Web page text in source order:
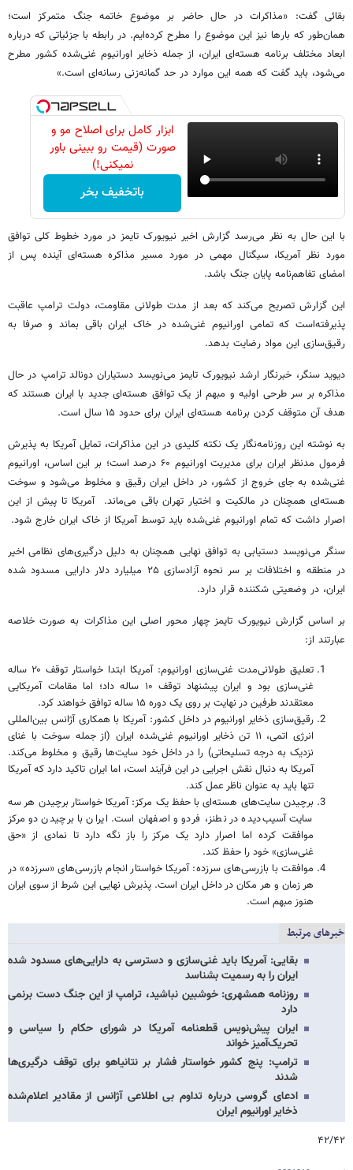
بقائی گفت: «مذاکرات در حال حاضر بر موضوع خاتمه جنگ متمرکز است؛
همان‌طور که بارها نیز این موضوع را مطرح کرده‌ایم. در رابطه با جزئیاتی که درباره
ابعاد مختلف برنامه هسته‌ای ایران، از جمله ذخایر اورانیوم غنی‌شده کشور مطرح
می‌شود، باید گفت که همه این موارد در حد گمانه‌زنی رسانه‌ای است.»
ابزار کامل برای اصلاح مو و
صورت (قیمت رو ببینی باور
نمیکنی!)
باتخفیف بخر
با این حال به نظر می‌رسد گزارش اخیر نیویورک تایمز در مورد خطوط کلی توافق
مورد نظر آمریکا، سیگنال مهمی در مورد مسیر مذاکره هسته‌ای آینده پس از
امضای تفاهم‌نامه پایان جنگ باشد.
این گزارش تصریح می‌کند که بعد از مدت طولانی مقاومت، دولت ترامپ عاقبت
پذیرفته‌است که تمامی اورانیوم غنی‌شده در خاک ایران باقی بماند و صرفا به
رقیق‌سازی این مواد رضایت بدهد.
دیوید سنگر، خبرنگار ارشد نیویورک تایمز می‌نویسد دستیاران دونالد ترامپ در حال
مذاکره بر سر طرحی اولیه و مبهم از یک توافق هسته‌ای جدید با ایران هستند که
هدف آن متوقف کردن برنامه هسته‌ای ایران برای حدود ۱۵ سال است.
به نوشته این روزنامه‌نگار یک نکته کلیدی در این مذاکرات، تمایل آمریکا به پذیرش
فرمول مدنظر ایران برای مدیریت اورانیوم ۶۰ درصد است؛ بر این اساس، اورانیوم
غنی‌شده به جای خروج از کشور، در داخل ایران رقیق و مخلوط می‌شود و سوخت
هسته‌ای همچنان در مالکیت و اختیار تهران باقی می‌ماند. آمریکا تا پیش از این
اصرار داشت که تمام اورانیوم غنی‌شده باید توسط آمریکا از خاک ایران خارج شود.
سنگر می‌نویسد دستیابی به توافق نهایی همچنان به دلیل درگیری‌های نظامی اخیر
در منطقه و اختلافات بر سر نحوه آزادسازی ۲۵ میلیارد دلار دارایی مسدود شده
ایران، در وضعیتی شکننده قرار دارد.
بر اساس گزارش نیویورک تایمز چهار محور اصلی این مذاکرات به صورت خلاصه
عبارتند از:
تعلیق طولانی‌مدت غنی‌سازی اورانیوم: آمریکا ابتدا خواستار توقف ۲۰ ساله
غنی‌سازی بود و ایران پیشنهاد توقف ۱۰ ساله داد؛ اما مقامات آمریکایی
معتقدند طرفین در نهایت بر روی یک دوره ۱۵ ساله توافق خواهند کرد.
رقیق‌سازی ذخایر اورانیوم در داخل کشور: آمریکا با همکاری آژانس بین‌المللی
انرژی اتمی، ۱۱ تن ذخایر اورانیوم غنی‌شده ایران (از جمله سوخت با غنای
نزدیک به درجه تسلیحاتی) را در داخل خود سایت‌ها رقیق و مخلوط می‌کند.
آمریکا به دنبال نقش اجرایی در این فرآیند است، اما ایران تاکید دارد که آمریکا
تنها باید به عنوان ناظر عمل کند.
برچیدن سایت‌های هسته‌ای با حفظ یک مرکز: آمریکا خواستار برچیدن هر سه
سایت آسیب‌دیده در نطنز، فردو و اصفهان است. ایران با برچیدن دو مرکز
موافقت کرده اما اصرار دارد یک مرکز را باز نگه دارد تا نمادی از «حق
غنی‌سازی» خود را حفظ کند.
موافقت با بازرسی‌های سرزده: آمریکا خواستار انجام بازرسی‌های «سرزده» در
هر زمان و هر مکان در داخل ایران است. پذیرش نهایی این شرط از سوی ایران
هنوز مبهم است.
خبرهای مرتبط
بقایی: آمریکا باید غنی‌سازی و دسترسی به دارایی‌های مسدود شده
ایران را به رسمیت بشناسد
روزنامه همشهری: خوشبین نباشید، ترامپ از این جنگ دست برنمی
دارد
ایران پیش‌نویس قطعنامه آمریکا در شورای حکام را سیاسی و
تحریک‌آمیز خواند
ترامپ: پنج کشور خواستار فشار بر نتانیاهو برای توقف درگیری‌ها
شدند
ادعای گروسی درباره تداوم بی اطلاعی آژانس از مقادیر اعلام‌شده
ذخایر اورانیوم ایران
۴۲/۴۲